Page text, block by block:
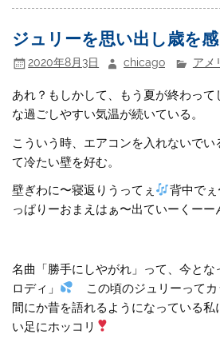
ジュリーを思い出し歳を
2020年8月3日 chicago アメ
あれ？もしかして、もう夏が終わって
な過ごしやすい気温が続いている。
こういう時、エアコンを入れないでい
て冷たい壁を好む。
壁ぎわに〜寝返りうってぇ
背中でぇ
っぱりーおまえはぁ〜出ていーくーー
名曲「勝手にしやがれ」って、今とな
ロディ」
この頃のジュリーって
間にか昔を語れるようになっている私
い足にホッコリ